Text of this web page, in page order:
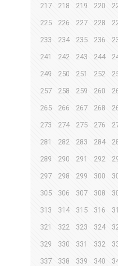
217
218 219 220
225
226 227 228
233
234 235 236
241
242 243 244
249
250 251 252
257
258 259 260
265
266 267 268
273
274 275 276
281
282 283 284
289
290 291 292
297
298 299 300
305
306 307 308
313
314 315 316
321
322 323 324
329
330 331 332
337
338 339 340